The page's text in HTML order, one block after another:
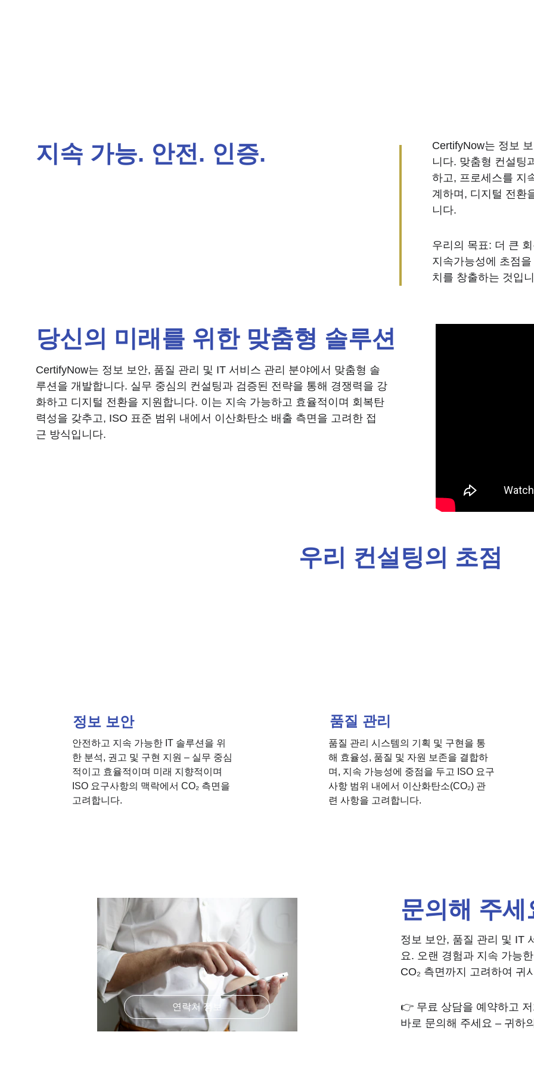
지속 가능. 안전. 인증.
CertifyNow는 정보
니다. 맞춤형 컨설팅
하고, 프로세스를 지
계하며, 디지털 전환
니다.
우리의 목표: 더 큰
지속가능성에 초점
치를 창출하는 것입
CertifyNow는 정보 보안, 품질 관리 및 IT 서비스 관리 분야에서 맞춤형 솔
루션을 개발합니다. 실무 중심의 컨설팅과 검증된 전략을 통해 경쟁력을 강
화하고 디지털 전환을 지원합니다. 이는 지속 가능하고 효율적이며 회복탄
력성을 갖추고, ISO 표준 범위 내에서 이산화탄소 배출 측면을 고려한 접
근 방식입니다.
당신의 미래를 위한 맞춤형 솔루션
우리 컨설팅의 초점
정보 보안
안전하고 지속 가능한 IT 솔루션을 위
한 분석, 권고 및 구현 지원 – 실무 중심
적이고 효율적이며 미래 지향적이며
ISO 요구사항의 맥락에서 CO₂ 측면을
고려합니다.
품질 관리
품질 관리 시스템의 기획 및 구현을 통
해 효율성, 품질 및 자원 보존을 결합하
며, 지속 가능성에 중점을 두고 ISO 요구
사항 범위 내에서 이산화탄소(CO₂) 관
련 사항을 고려합니다.
문의해 주세
정보 보안, 품질 관리 및 IT
요. 오랜 경험과 지속 가능
CO₂ 측면까지 고려하여 귀
👉 무료 상담을 예약하고
바로 문의해 주세요 – 귀하
연락처 정보